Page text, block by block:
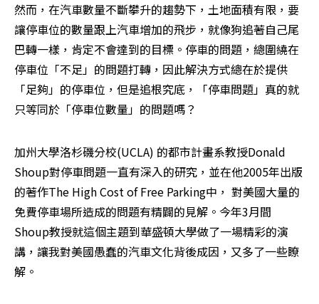
然而，在汽車數量不斷攀升的趨勢下，土地面積有限，要
讓停車位的數量跟上汽車增加的飛步，就像狗追著自己尾
巴轉一樣，肯定不會達到的目標。停車的問題，總圍繞在
停車位「不足」的問題打轉，因此解決方式總在於提供
「足夠」的停車位，但是追根究底，「停車問題」真的就
只等同於「停車位數量」的問題嗎？
加州大學洛杉磯分校(UCLA) 的都市計畫系教授Donald
Shoup對停車問題一直有深入的研究，並在他2005年出版
的著作The High Cost of Free Parking中， 對美國大量的
免費停車場所造成的問題有精闢的見解。今年3月間
Shoup教授就這個主題到華盛頓大學做了一場精彩的演
講，讓我對美國愚蠢的汽車文化背後成因，又多了一些瞭
解。